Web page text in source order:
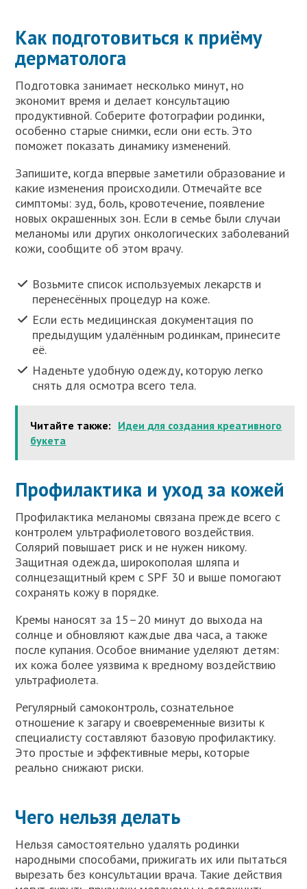
Как подготовиться к приёму
дерматолога
Подготовка занимает несколько минут, но
экономит время и делает консультацию
продуктивной. Соберите фотографии родинки,
особенно старые снимки, если они есть. Это
поможет показать динамику изменений.
Запишите, когда впервые заметили образование и
какие изменения происходили. Отмечайте все
симптомы: зуд, боль, кровотечение, появление
новых окрашенных зон. Если в семье были случаи
меланомы или других онкологических заболеваний
кожи, сообщите об этом врачу.
Возьмите список используемых лекарств и
перенесённых процедур на коже.
Если есть медицинская документация по
предыдущим удалённым родинкам, принесите
её.
Наденьте удобную одежду, которую легко
снять для осмотра всего тела.
Читайте также: Идеи для создания креативного
букета
Профилактика и уход за кожей
Профилактика меланомы связана прежде всего с
контролем ультрафиолетового воздействия.
Солярий повышает риск и не нужен никому.
Защитная одежда, широкополая шляпа и
солнцезащитный крем с SPF 30 и выше помогают
сохранять кожу в порядке.
Кремы наносят за 15–20 минут до выхода на
солнце и обновляют каждые два часа, а также
после купания. Особое внимание уделяют детям:
их кожа более уязвима к вредному воздействию
ультрафиолета.
Регулярный самоконтроль, сознательное
отношение к загару и своевременные визиты к
специалисту составляют базовую профилактику.
Это простые и эффективные меры, которые
реально снижают риски.
Чего нельзя делать
Нельзя самостоятельно удалять родинки
народными способами, прижигать их или пытаться
вырезать без консультации врача. Такие действия